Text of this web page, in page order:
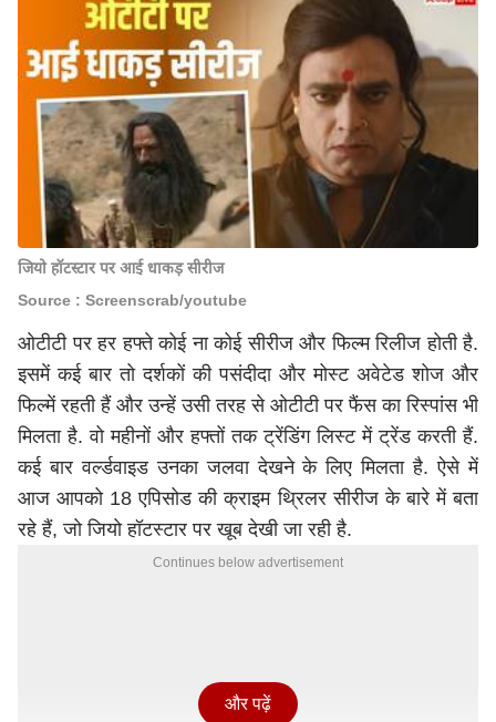
जियो हॉटस्टार पर आई धाकड़ सीरीज
Source : Screenscrab/youtube
ओटीटी पर हर हफ्ते कोई ना कोई सीरीज और फिल्म रिलीज होती है.
इसमें कई बार तो दर्शकों की पसंदीदा और मोस्ट अवेटेड शोज और
फिल्में रहती हैं और उन्हें उसी तरह से ओटीटी पर फैंस का रिस्पांस भी
मिलता है. वो महीनों और हफ्तों तक ट्रेंडिंग लिस्ट में ट्रेंड करती हैं.
कई बार वर्ल्डवाइड उनका जलवा देखने के लिए मिलता है. ऐसे में
आज आपको 18 एपिसोड की क्राइम थ्रिलर सीरीज के बारे में बता
रहे हैं, जो जियो हॉटस्टार पर खूब देखी जा रही है.
Continues below advertisement
और पढ़ें